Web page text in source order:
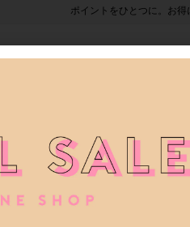
ポイントをひとつに。お
40th限定 ピアス バッグ